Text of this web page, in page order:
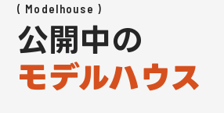
Modelhouse
公開中の
モデルハウス